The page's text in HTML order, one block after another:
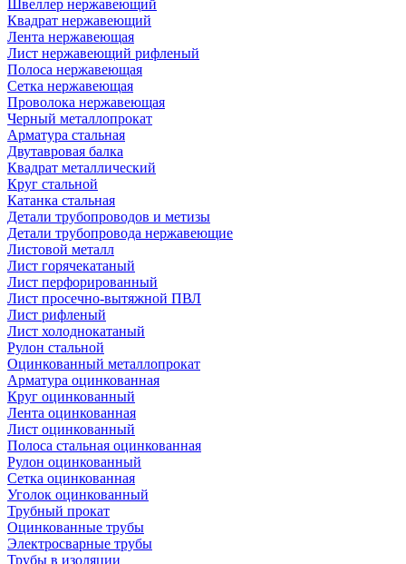
Швеллер нержавеющий
Квадрат нержавеющий
Лента нержавеющая
Лист нержавеющий рифленый
Полоса нержавеющая
Сетка нержавеющая
Проволока нержавеющая
Черный металлопрокат
Арматура стальная
Двутавровая балка
Квадрат металлический
Круг стальной
Катанка стальная
Детали трубопроводов и метизы
Детали трубопровода нержавеющие
Листовой металл
Лист горячекатаный
Лист перфорированный
Лист просечно-вытяжной ПВЛ
Лист рифленый
Лист холоднокатаный
Рулон стальной
Оцинкованный металлопрокат
Арматура оцинкованная
Круг оцинкованный
Лента оцинкованная
Лист оцинкованный
Полоса стальная оцинкованная
Рулон оцинкованный
Сетка оцинкованная
Уголок оцинкованный
Трубный прокат
Оцинкованные трубы
Электросварные трубы
Трубы в изоляции